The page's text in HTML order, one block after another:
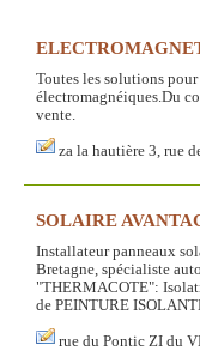
Toutes les solutions
électromagnéiques.Du
vente.
za la hautière 3, rue
SOLAIRE
Installateur panneaux
Bretagne, spécialiste
"THERMACOTE":
de PEINTURE
rue du Pontic ZI du